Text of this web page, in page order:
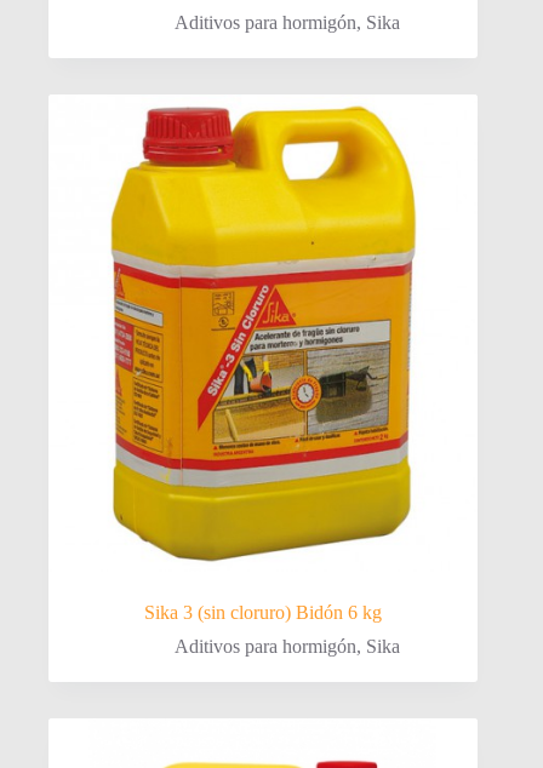
Aditivos para hormigón, Sika
Sika 3 (sin cloruro) Bidón 6 kg
Aditivos para hormigón, Sika